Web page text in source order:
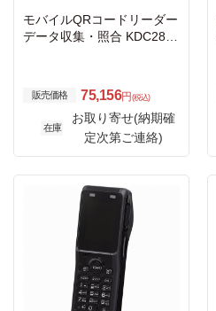
モバイルQRコードリーダー
データ収集・照合 KDC280-
販売価格 75,156円 (税込)
在庫
お取り寄せ(納期確
定次第ご連絡)